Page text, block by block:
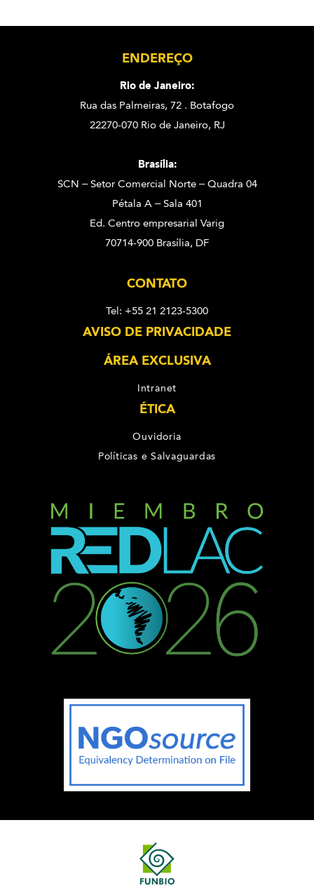
ENDEREÇO
Rio de Janeiro:
Rua das Palmeiras, 72 . Botafogo
22270-070 Rio de Janeiro, RJ
Brasília:
SCN – Setor Comercial Norte – Quadra 04
Pétala A – Sala 401
Ed. Centro empresarial Varig
70714-900 Brasília, DF
CONTATO
Tel: +55 21 2123-5300
AVISO DE PRIVACIDADE
ÁREA EXCLUSIVA
Intranet
ÉTICA
Ouvidoria
Políticas e Salvaguardas